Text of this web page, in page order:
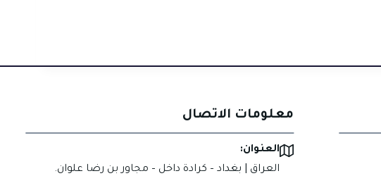
معلومات الاتصال
العنوان:
العراق | بغداد – كرادة داخل – مجاور بن رضا علوان.